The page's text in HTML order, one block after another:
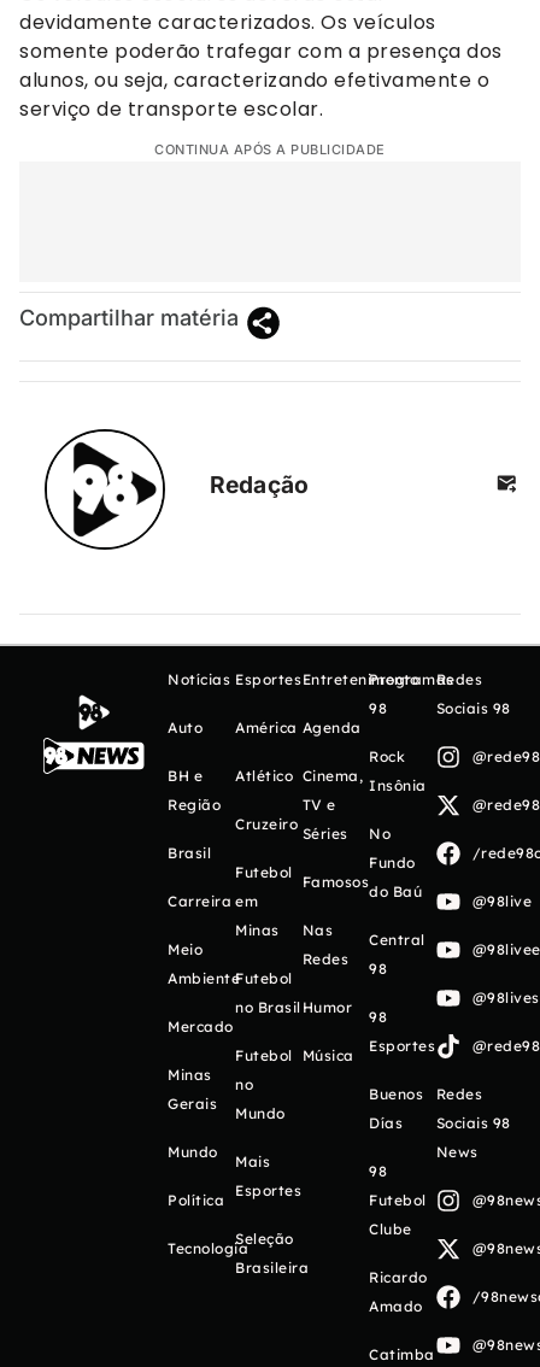
devidamente caracterizados. Os veículos
somente poderão trafegar com a presença dos
alunos, ou seja, caracterizando efetivamente o
serviço de transporte escolar.
CONTINUA APÓS A PUBLICIDADE
Compartilhar matéria
Redação
Notícias
Auto
BH e
Região
Brasil
Carreira
Meio
Ambiente
Mercado
Minas
Gerais
Mundo
Política
Tecnologia
Esportes
América
Atlético
Cruzeiro
Futebol
em
Minas
Futebol
no Brasil
Futebol
no
Mundo
Mais
Esportes
Seleção
Brasileira
Entretenimento
Agenda
Cinema,
TV e
Séries
Famosos
Nas
Redes
Humor
Música
Programas
98
Rock
Insônia
No
Fundo
do Baú
Central
98
98
Esportes
Buenos
Días
98
Futebol
Clube
Ricardo
Amado
Catimba
Redes
Sociais 98
/
@98live
Redes
Sociais 98
News
/